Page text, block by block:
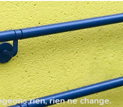
rien, rien ne change.